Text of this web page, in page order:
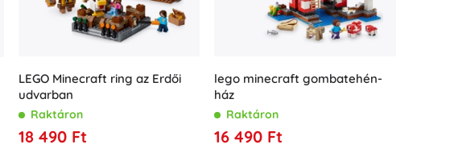
Ajándékutalványok
LEGO Minecraft ring az Erdői
udvarban
Raktáron
18 490 Ft
lego minecraft gombatehén-
ház
Raktáron
16 490 Ft